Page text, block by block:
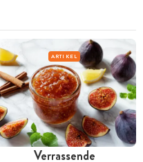
ARTIKEL
Verrassende